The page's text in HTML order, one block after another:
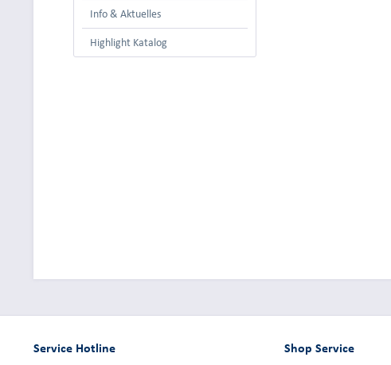
Info & Aktuelles
Highlight Katalog
Service Hotline Shop Service